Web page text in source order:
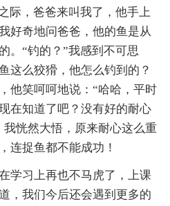
际，爸爸来叫我了，他手上
好奇地问爸爸，他的鱼是从
。“钓的？”我感到不可思
这么狡猾，他怎么钓到的？
他笑呵呵地说：“哈哈，平时
在知道了吧？没有好的耐心
恍然大悟，原来耐心这么重
连捉鱼都不能成功！
学习上再也不马虎了，上课
，我们今后还会遇到更多的